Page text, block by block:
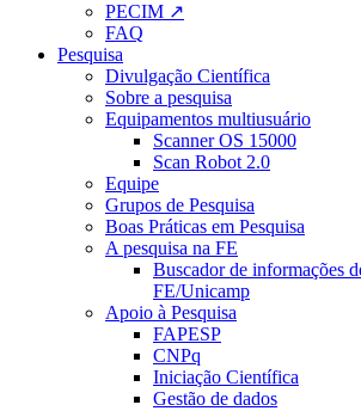
PECIM ↗
FAQ
Pesquisa
Divulgação Científica
Sobre a pesquisa
Equipamentos multiusuário
Scanner OS 15000
Scan Robot 2.0
Equipe
Grupos de Pesquisa
Boas Práticas em Pesquisa
A pesquisa na FE
Buscador de informações
FE/Unicamp
Apoio à Pesquisa
FAPESP
CNPq
Iniciação Científica
Gestão de dados